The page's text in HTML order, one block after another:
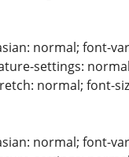
normal; font-
settings:
normal; font-
normal; font-